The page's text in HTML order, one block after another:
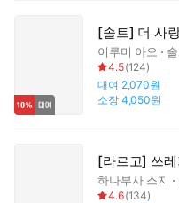
[솔트] 더 사
이루미 아오
4.5(124)
대여 2,070원
소장 4,050원
[라르고] 쓰
하나부사 스지
4.6(134)